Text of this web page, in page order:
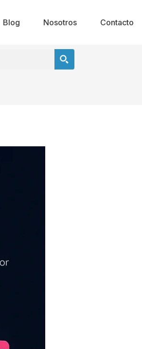
Blog Nosotros Contacto